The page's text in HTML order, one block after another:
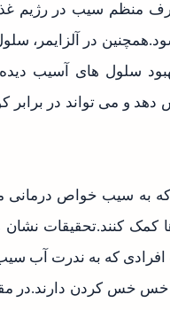
منظم سیب در رژیم
در آلزایمر،
سلول های آسیب دیده
دهد و می تواند در
که به سیب خواص درمانی
کمک کنند.تحقیقات نشان
که به ندرت آب
خس خس کردن دارند.در